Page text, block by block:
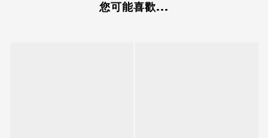
您可能喜歡...